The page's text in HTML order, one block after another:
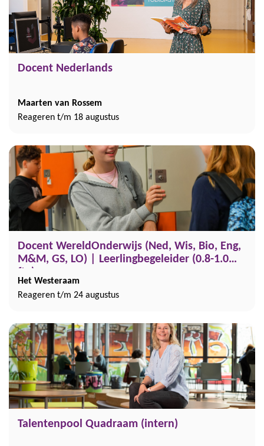
Docent Nederlands
Maarten van Rossem
Reageren t/m 18 augustus
Docent WereldOnderwijs (Ned, Wis, Bio, Eng,
M&M, GS, LO) | Leerlingbegeleider (0.8-1.0
Het Westeraam
Reageren t/m 24 augustus
Talentenpool Quadraam (intern)